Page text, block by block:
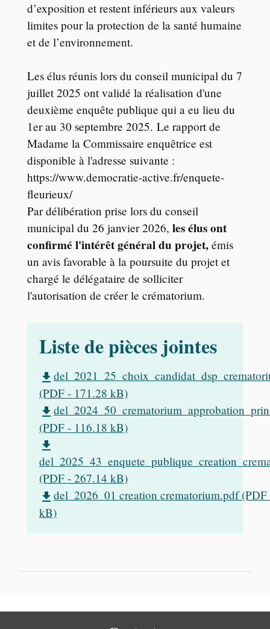
d’exposition et restent inférieurs aux valeurs
limites pour la protection de la santé humaine
et de l’environnement.
Les élus réunis lors du conseil municipal du 7
juillet 2025 ont validé la réalisation d'une
deuxième enquête publique qui a eu lieu du
1er au 30 septembre 2025. Le rapport de
Madame la Commissaire enquêtrice est
disponible à l'adresse suivante :
https://www.democratie-active.fr/enquete-
fleurieux/
Par délibération prise lors du conseil
municipal du 26 janvier 2026, les élus ont
confirmé l'intérêt général du projet, émis
un avis favorable à la poursuite du projet et
chargé le délégataire de solliciter
l'autorisation de créer le crématorium.
Liste de pièces jointes
file_download
(PDF - 171.28 kB)
file_download
(PDF - 116.18 kB)
file_download
(PDF - 267.14 kB)
file_download del_2026_01 creation crematorium.pdf
kB)